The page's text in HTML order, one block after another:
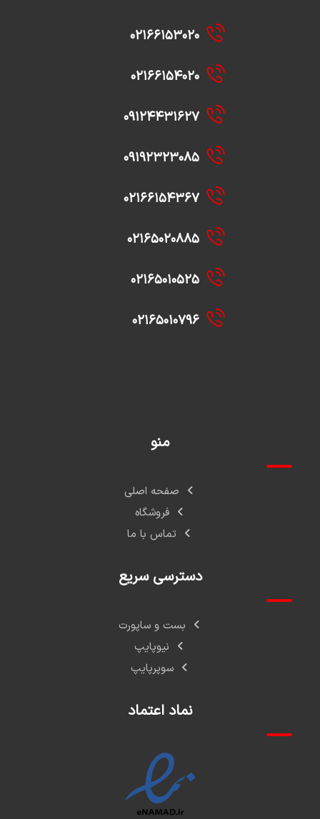
۰۲۱۶۶۱۵۳۰۲۰
۰۲۱۶۶۱۵۴۰۲۰
۰۹۱۲۴۴۳۱۶۲۷
۰۹۱۹۲۳۲۳۰۸۵
۰۲۱۶۶۱۵۴۳۶۷
۰۲۱۶۵۰۲۰۸۸۵
۰۲۱۶۵۰۱۰۵۲۵
۰۲۱۶۵۰۱۰۷۹۶
منو
صفحه اصلی
فروشگاه
تماس با ما
دسترسی سریع
بست و ساپورت
نیوپایپ
سوپرپایپ
نماد اعتماد